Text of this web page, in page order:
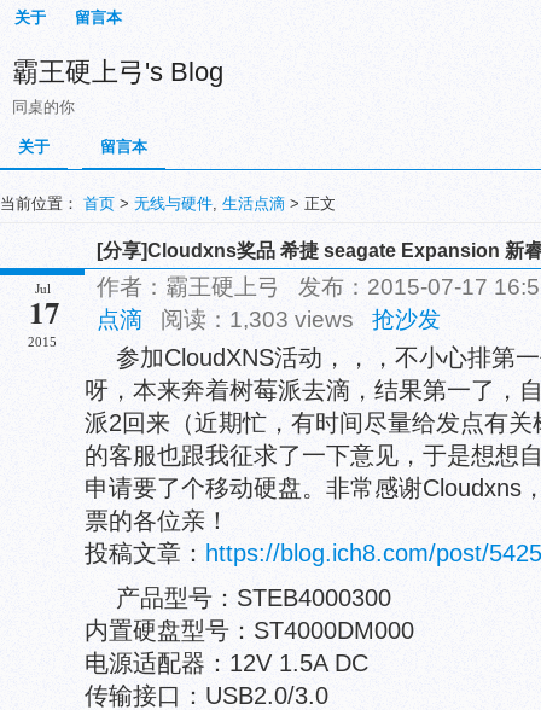
关于 留言本
霸王硬上弓's Blog
同桌的你
关于 留言本
当前位置： 首页 > 无线与硬件, 生活点滴 > 正文
[分享]Cloudxns奖品 希捷 seagate Expansion 新
Jul
17
2015
作者：霸王硬上弓 发布：2015-07-17
点滴 阅读：1,303 views 抢沙发
参加CloudXNS活动，，，不小心排第
呀，本来奔着树莓派去滴，结果第一了，
派2回来（近期忙，有时间尽量给发点有
的客服也跟我征求了一下意见，于是想想
申请要了个移动硬盘。非常感谢Cloudxns
票的各位亲！
投稿文章： https://blog.ich8.com/post/5425
产品型号：STEB4000300
内置硬盘型号：ST4000DM000
电源适配器：12V 1.5A DC
传输接口：USB2.0/3.0